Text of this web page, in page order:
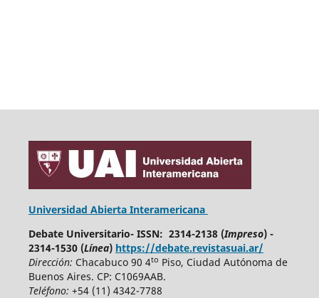
Universidad Abierta Interamericana
Debate Universitario- ISSN: 2314-2138 (Impreso) -
2314-1530 (Línea) https://debate.revistasuai.ar/
Dirección: Chacabuco 90 4to Piso, Ciudad Autónoma de
Buenos Aires. CP: C1069AAB.
Teléfono: +54 (11) 4342-7788